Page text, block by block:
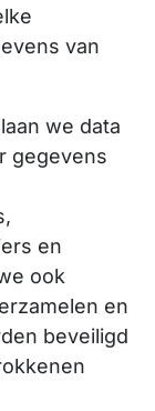
van
we data
gegevens
en
ook
en
beveiligd